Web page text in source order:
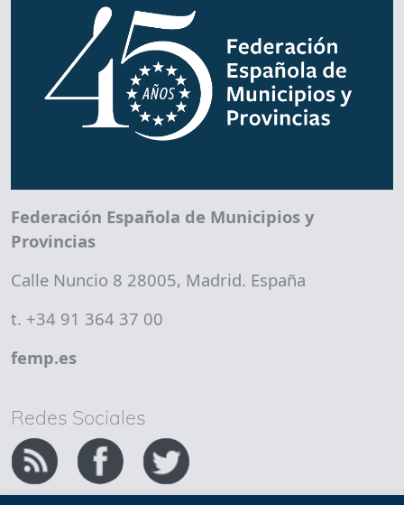
Federación Española de Municipios y
Provincias
Calle Nuncio 8 28005, Madrid. España
t. +34 91 364 37 00
femp.es
Redes Sociales